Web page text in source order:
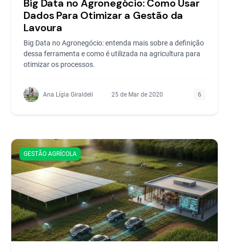
Big Data no Agronegócio: Como Usar
Dados Para Otimizar a Gestão da
Lavoura
Big Data no Agronegócio: entenda mais sobre a definição
dessa ferramenta e como é utilizada na agricultura para
otimizar os processos.
Ana Lígia Giraldeli 25 de Mar de 2020 6
GESTÃO AGRÍCOLA